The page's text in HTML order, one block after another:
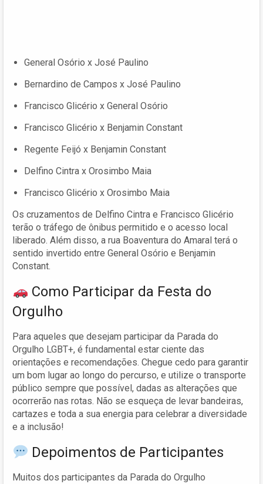
General Osório x José Paulino
Bernardino de Campos x José Paulino
Francisco Glicério x General Osório
Francisco Glicério x Benjamin Constant
Regente Feijó x Benjamin Constant
Delfino Cintra x Orosimbo Maia
Francisco Glicério x Orosimbo Maia
Os cruzamentos de Delfino Cintra e Francisco Glicério
terão o tráfego de ônibus permitido e o acesso local
liberado. Além disso, a rua Boaventura do Amaral terá o
sentido invertido entre General Osório e Benjamin
Constant.
Como Participar da Festa do
Orgulho
Para aqueles que desejam participar da Parada do
Orgulho LGBT+, é fundamental estar ciente das
orientações e recomendações. Chegue cedo para garantir
um bom lugar ao longo do percurso, e utilize o transporte
público sempre que possível, dadas as alterações que
ocorrerão nas rotas. Não se esqueça de levar bandeiras,
cartazes e toda a sua energia para celebrar a diversidade
e a inclusão!
Depoimentos de Participantes
Muitos dos participantes da Parada do Orgulho